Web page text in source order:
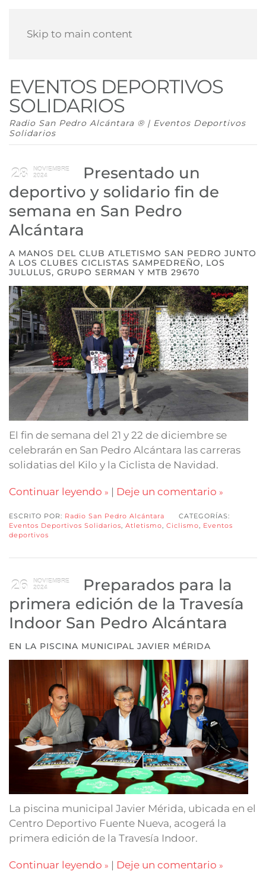
Skip to main content
EVENTOS DEPORTIVOS
SOLIDARIOS
Radio San Pedro Alcántara ® | Eventos Deportivos
Solidarios
28
NOVIEMBRE
2024
Presentado un
deportivo y solidario fin de
semana en San Pedro
Alcántara
A MANOS DEL CLUB ATLETISMO SAN PEDRO JUNTO
A LOS CLUBES CICLISTAS SAMPEDREÑO, LOS
JULULUS, GRUPO SERMAN Y MTB 29670
El fin de semana del 21 y 22 de diciembre se
celebrarán en San Pedro Alcántara las carreras
solidatias del Kilo y la Ciclista de Navidad.
Continuar leyendo | Deje un comentario
ESCRITO POR: Radio San Pedro Alcántara
CATEGORÍAS:
Eventos Deportivos Solidarios Atletismo Ciclismo
Eventos
deportivos
26
NOVIEMBRE
2024
Preparados para la
primera edición de la Travesía
Indoor San Pedro Alcántara
EN LA PISCINA MUNICIPAL JAVIER MÉRIDA
La piscina municipal Javier Mérida, ubicada en el
Centro Deportivo Fuente Nueva, acogerá la
primera edición de la Travesía Indoor.
Continuar leyendo | Deje un comentario